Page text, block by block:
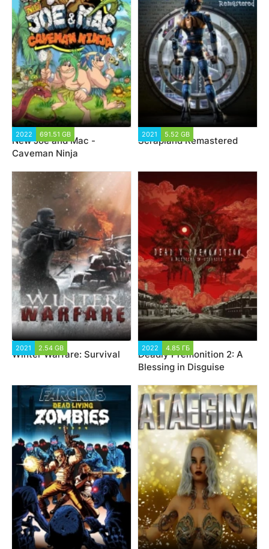
2022 691.51 GB
New Joe and Mac -
Caveman Ninja
2021 5.52 GB
Scrapland Remastered
2021 2.54 GB
Winter Warfare: Survival
2022 4.85 ГБ
Deadly Premonition 2: A
Blessing in Disguise